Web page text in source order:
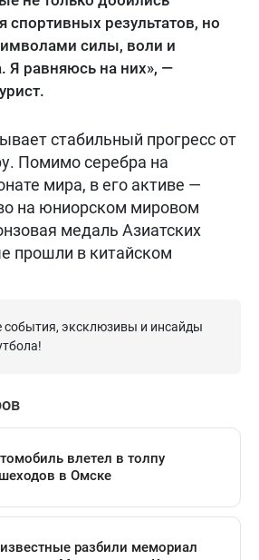
результатов, но
силы, воли и
Я равняюсь на них», —
стабильный прогресс от
Помимо серебра на
мира, в его активе —
на юниорском мировом
медаль Азиатских
прошли в китайском
события, эксклюзивы и инсайды